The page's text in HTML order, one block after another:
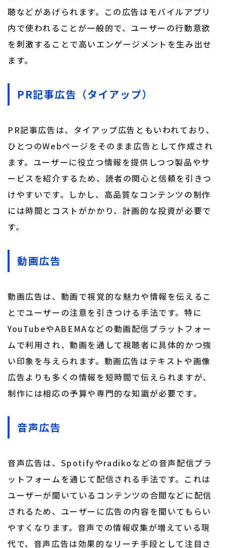
聴などがあげられます。この広告はモバイルアプリ
内で使われることが一般的で、ユーザーの行動意欲
を刺激することで高いエンゲージメントを生み出せ
ます。
PR記事広告（タイアップ）
PR記事広告は、タイアップ広告ともいわれており、
ひとつのWebページをそのまま広告として作成され
ます。ユーザーに役立つ情報を提供しつつ製品やサ
ービスを紹介するため、読者の関心と信頼を引きつ
けやすいです。しかし、高品質なコンテンツの制作
には時間とコストがかかり、計画的な投資が必要で
す。
動画広告
動画広告は、動画で視覚的な魅力や情報を伝えるこ
とでユーザーの注意を引きつける手法です。特に
YouTubeやABEMAなどの動画配信プラットフォー
ムで利用され、動画を通して視聴者に具体的かつ強
い印象を与えられます。動画広告はテキストや画像
広告よりも多くの情報を短時間で伝えられますが、
制作には相応の予算や専門的な知識が必要です。
音声広告
音声広告は、Spotifyやradikoなどの音声配信プラ
ットフォームを通じて配信される手法です。これは
ユーザーが聞いているコンテンツの合間などに配信
されるため、ユーザーに広告の内容を聞いてもらい
やすくなります。音声での情報収集が増えている現
代で、音声広告は効果的なリーチ手段として注目さ